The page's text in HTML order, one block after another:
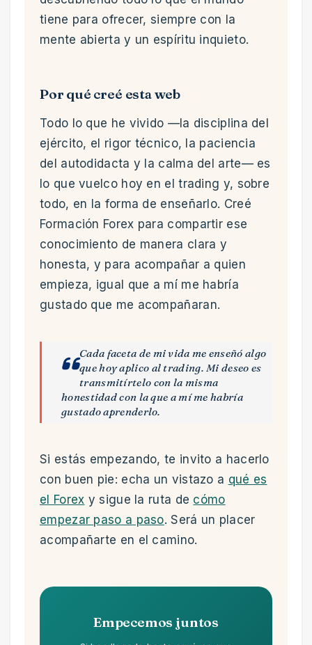
tiene para ofrecer, siempre con la
mente abierta y un espíritu inquieto.
Por qué creé esta web
Todo lo que he vivido —la disciplina del
ejército, el rigor técnico, la paciencia
del autodidacta y la calma del arte— es
lo que vuelco hoy en el trading y, sobre
todo, en la forma de enseñarlo. Creé
Formación Forex para compartir ese
conocimiento de manera clara y
honesta, y para acompañar a quien
empieza, igual que a mí me habría
gustado que me acompañaran.
Cada faceta de mi vida me enseñó algo
que hoy aplico al trading. Mi deseo es
transmitírtelo con la misma
honestidad con la que a mí me habría
gustado aprenderlo.
Si estás empezando, te invito a hacerlo
con buen pie: echa un vistazo a qué es
el Forex y sigue la ruta de cómo
empezar paso a paso. Será un placer
acompañarte en el camino.
Empecemos juntos